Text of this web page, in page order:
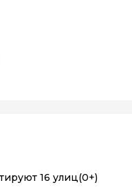
16 улиц(0+)